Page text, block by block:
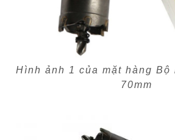
Hình ảnh 1 của mặt hàng Bộ
70mm